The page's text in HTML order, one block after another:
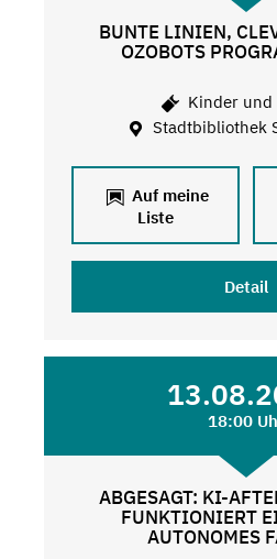
BUNTE LINIEN,
OZOBOTS
Kinder und
Stadtbibliothek
Auf meine
Liste
Detail
18:00
ABGESAGT: KI-
FUNKTIONIERT
AUTONOMES